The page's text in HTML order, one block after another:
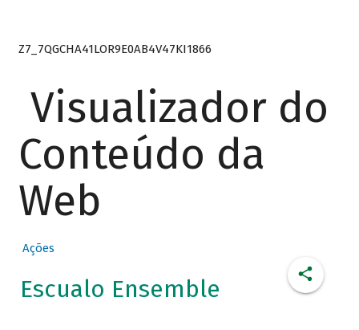
Z7_7QGCHA41LOR9E0AB4V47KI1866
Visualizador do
Conteúdo da
Web
Ações
Escualo Ensemble